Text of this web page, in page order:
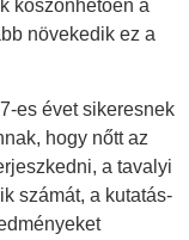
köszönhetően a
növekedik ez a
es évet sikeresnek
hogy nőtt az
a tavalyi
számát, a kutatás-